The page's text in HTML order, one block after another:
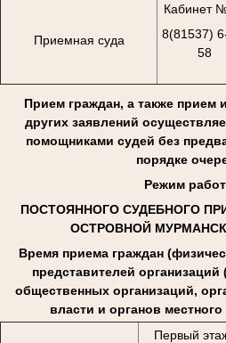
Приемная суда
Кабинет
8(81537)
58
Прием граждан, а также прием
других заявлений
помощниками судей без
порядке
Режим
ПОСТОЯННОГО СУДЕБНОГО
ОСТРОВНОЙ
Время приема граждан
представителей
общественных организаций,
власти и органов
Первый